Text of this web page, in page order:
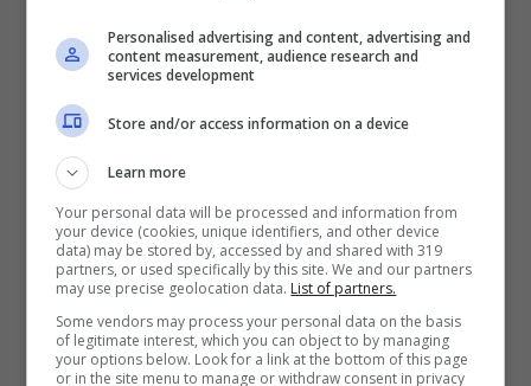
prezzo e scheda ufficiali
Dicembre 21, 2015
Personalised advertising and content, advertising and
content measurement, audience research and
services development
Store and/or access information on a device
Learn more
Your personal data will be processed and information from
your device (cookies, unique identifiers, and other device
data) may be stored by, accessed by and shared with 319
partners, or used specifically by this site. We and our partners
may use precise geolocation data. List of partners.
Some vendors may process your personal data on the basis
of legitimate interest, which you can object to by managing
your options below. Look for a link at the bottom of this page
or in the site menu to manage or withdraw consent in privacy